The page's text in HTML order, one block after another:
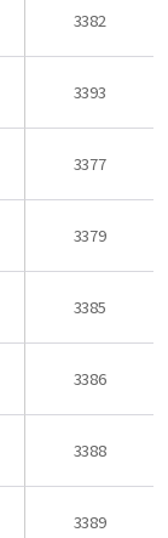
3382
3393
3377
3379
3385
3386
3388
3389